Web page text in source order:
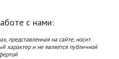
с нами:
представленная на сайте, носит
характер и не является публичной